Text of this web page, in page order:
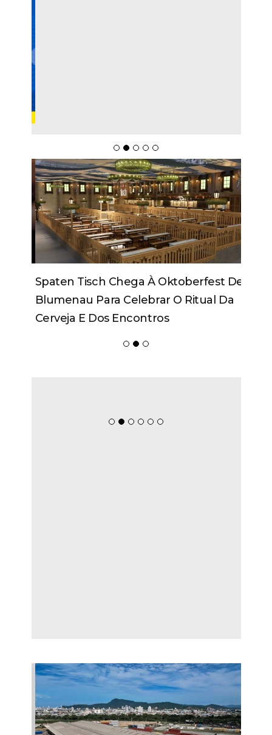
Spaten Tisch Chega À Oktoberfest De
Blumenau Para Celebrar O Ritual Da
Cerveja E Dos Encontros